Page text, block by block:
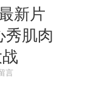
新片
秀肌肉
言